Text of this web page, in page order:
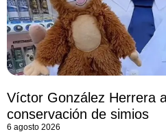
Víctor González Herrera
conservación de simios
6 agosto 2026